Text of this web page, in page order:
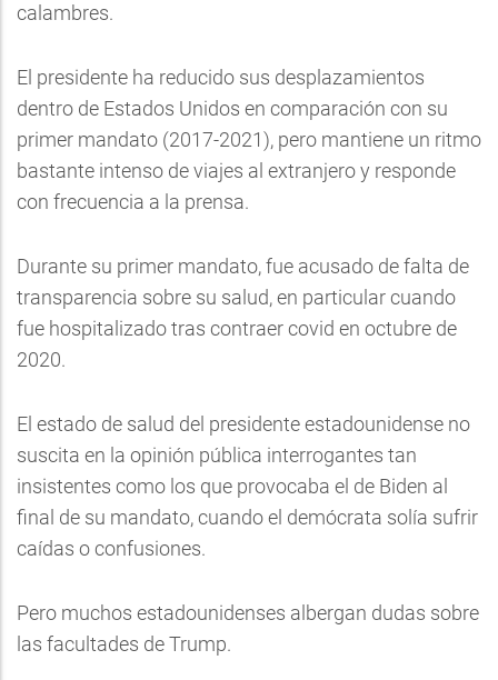
calambres.
El presidente ha reducido sus desplazamientos
dentro de Estados Unidos en comparación con su
primer mandato (2017-2021), pero mantiene un ritmo
bastante intenso de viajes al extranjero y responde
con frecuencia a la prensa.
Durante su primer mandato, fue acusado de falta de
transparencia sobre su salud, en particular cuando
fue hospitalizado tras contraer covid en octubre de
2020.
El estado de salud del presidente estadounidense no
suscita en la opinión pública interrogantes tan
insistentes como los que provocaba el de Biden al
final de su mandato, cuando el demócrata solía sufrir
caídas o confusiones.
Pero muchos estadounidenses albergan dudas sobre
las facultades de Trump.